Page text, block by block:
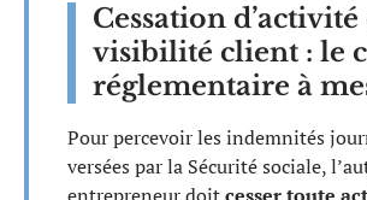
Cessation d’activité
visibilité client : le
réglementaire à
Pour percevoir les indemnités
versées par la Sécurité sociale,
entrepreneur doitcesser toute